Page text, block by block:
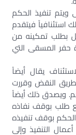
تنفيذ الحكم
فيتقدم
بطلب تمكينه من
حفر المسقى التي
يقال أيضاً
النقض وقررت
ويصدق ذلك أيضاً
طلب بوقف نفاذه
بوقف تنفيذه
التنفيذ وإلى